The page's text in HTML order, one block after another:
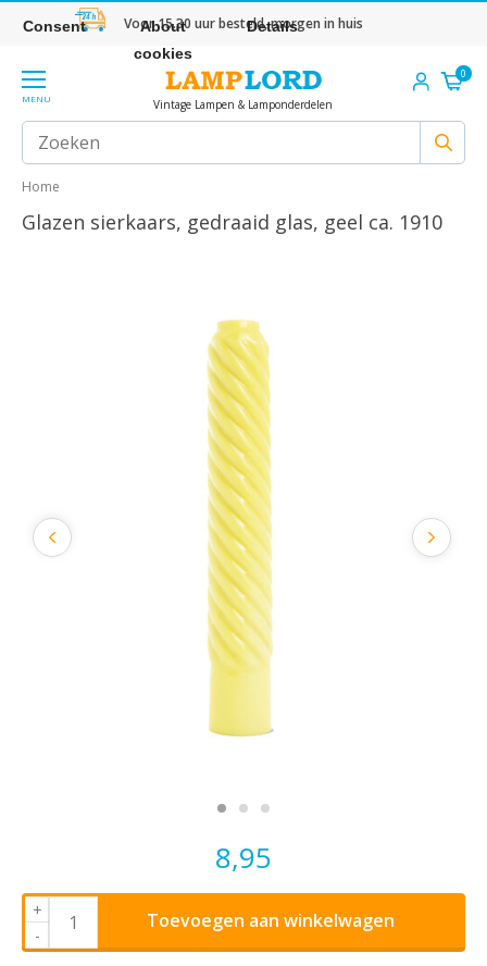
Voor 15.30 uur besteld, morgen in huis
MENU Vintage Lampen & Lamponderdelen
0
Home
Glazen sierkaars, gedraaid glas, geel ca. 1910
8,95
+
-
Toevoegen aan winkelwagen
Consent
About
cookies
Details